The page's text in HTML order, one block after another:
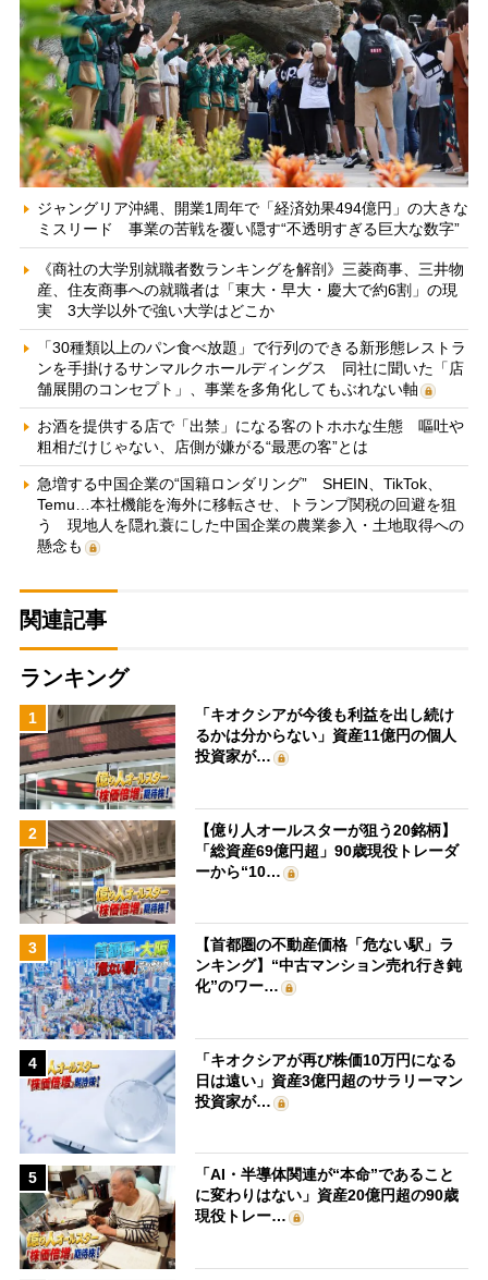
ジャングリア沖縄、開業1周年で「経済効果494億円」の大きな
ミスリード 事業の苦戦を覆い隠す“不透明すぎる巨大な数字”
《商社の大学別就職者数ランキングを解剖》三菱商事、三井物
産、住友商事への就職者は「東大・早大・慶大で約6割」の現
実 3大学以外で強い大学はどこか
「30種類以上のパン食べ放題」で行列のできる新形態レストラ
ンを手掛けるサンマルクホールディングス 同社に聞いた「店
舗展開のコンセプト」、事業を多角化してもぶれない軸
お酒を提供する店で「出禁」になる客のトホホな生態 嘔吐や
粗相だけじゃない、店側が嫌がる“最悪の客”とは
急増する中国企業の“国籍ロンダリング” SHEIN、TikTok、
Temu…本社機能を海外に移転させ、トランプ関税の回避を狙
う 現地人を隠れ蓑にした中国企業の農業参入・土地取得への
懸念も
関連記事
ランキング
1
「キオクシアが今後も利益を出し続け
るかは分からない」資産11億円の個人
投資家が…
2
【億り人オールスターが狙う20銘柄】
「総資産69億円超」90歳現役トレーダ
ーから“10…
3
【首都圏の不動産価格「危ない駅」ラ
ンキング】“中古マンション売れ行き鈍
化”のワー…
4
「キオクシアが再び株価10万円になる
日は遠い」資産3億円超のサラリーマン
投資家が…
5
「AI・半導体関連が“本命”であること
に変わりはない」資産20億円超の90歳
現役トレー…